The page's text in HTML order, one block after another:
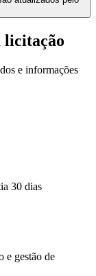
licitação
e informações
30 dias
e gestão de